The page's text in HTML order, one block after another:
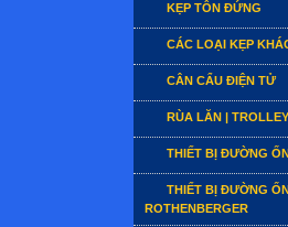
KẸP TÔN ĐỨNG
CÁC LOẠI KẸP
CÂN CẨU ĐIỆN TỬ
RÙA LĂN |
THIẾT BỊ ĐƯỜNG
THIẾT BỊ ĐƯỜNG
ROTHENBERGER